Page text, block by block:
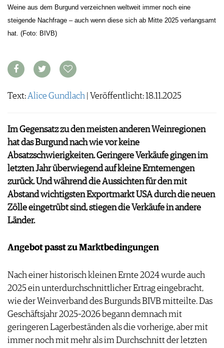
VORTEILSWELT
ARCHIV
ANMELDEN
AWARDS
GEWINNSPIELE
VORTEILSWELT
WEINSUCHE
NEWSLETTER
WINE TRADE CLUB
REDAKTION
JOBS
WERBUNG
PRESSE
IMPRESSUM
FAQ
Weine aus dem Burgund verzeichnen weltweit immer noch eine
steigende Nachfrage – auch wenn diese sich ab Mitte 2025 verlangsamt
hat. (Foto: BIVB)
Text:Alice Gundlach | Veröffentlicht: 18.11.2025
Im Gegensatz zu den meisten anderen Weinregionen
hat das Burgund nach wie vor keine
Absatzschwierigkeiten. Geringere Verkäufe gingen im
letzten Jahr überwiegend auf kleine Erntemengen
zurück. Und während die Aussichten für den mit
Abstand wichtigsten Exportmarkt USA durch die neuen
Zölle eingetrübt sind, stiegen die Verkäufe in andere
Länder.
Angebot passt zu Marktbedingungen
Nach einer historisch kleinen Ernte 2024 wurde auch
2025 ein unterdurchschnittlicher Ertrag eingebracht,
wie der Weinverband des Burgunds BIVB mitteilte. Das
Geschäftsjahr 2025–2026 begann demnach mit
geringeren Lagerbeständen als die vorherige, aber mit
immer noch mit mehr als im Durchschnitt der letzten